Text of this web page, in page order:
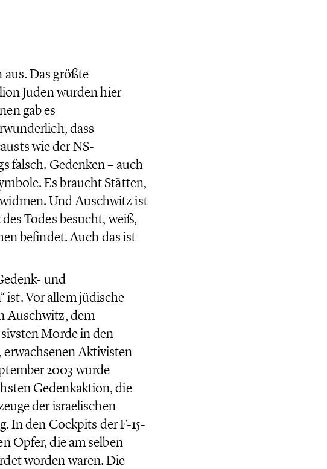
Das größte
Juden wurden hier
gab es
dass
wie der NS-
falsch. Gedenken – auch
Es braucht Stätten,
Und Auschwitz ist
Todes besucht, weiß,
befindet. Auch das ist
und
ist. Vor allem jüdische
Auschwitz, dem
Morde in den
erwachsenen Aktivisten
2003 wurde
Gedenkaktion, die
der israelischen
In den Cockpits der F-15-
Opfer, die am selben
worden waren. Die